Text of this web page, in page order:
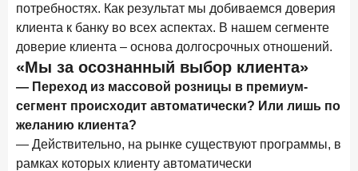
24 ноября 2025 года ИССЛЕДОВАНИЕ
Ипотека. Итоги октября 2025 года
Рассылка Frank RG
Итоги недели, наша трактовка основных событий
на банковском рынке
потребностях. Как результат мы добиваемся доверия
клиента к банку во всех аспектах. В нашем сегменте
доверие клиента – основа долгосрочных отношений.
«Мы за осознанный выбор клиента»
— Переход из массовой розницы в премиум-
сегмент происходит автоматически? Или лишь по
желанию клиента?
— Действительно, на рынке существуют программы, в
рамках которых клиенту автоматически